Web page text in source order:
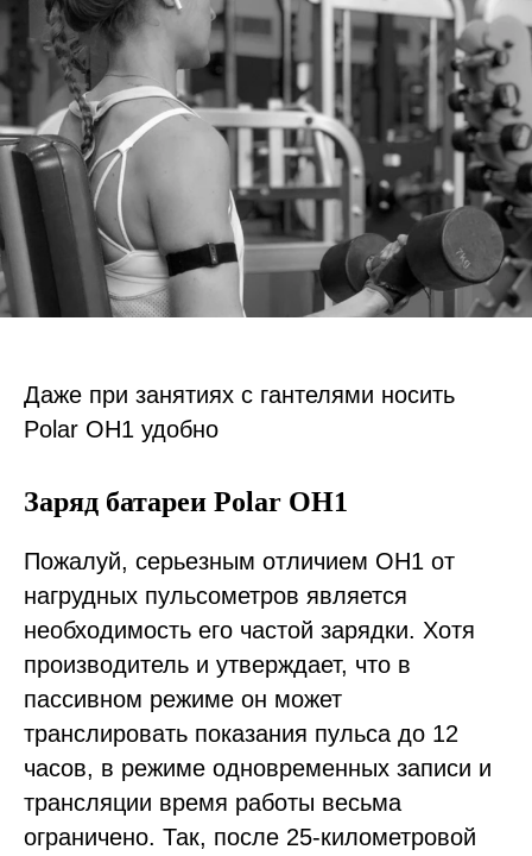
Даже при занятиях с гантелями носить
Polar OH1 удобно
Заряд батареи Polar OH1
Пожалуй, серьезным отличием OH1 от
нагрудных пульсометров является
необходимость его частой зарядки. Хотя
производитель и утверждает, что в
пассивном режиме он может
транслировать показания пульса до 12
часов, в режиме одновременных записи и
трансляции время работы весьма
ограничено. Так, после 25-километровой